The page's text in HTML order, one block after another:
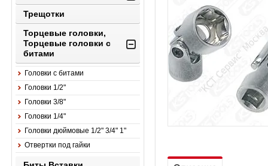
Трещотки
Торцевые головки,
Торцевые головки с
битами
Головки с битами
Головки 1/2"
Головки 3/8"
Головки 1/4"
Головки дюймовые 1/2" 3/4" 1"
Отвертки под гайки